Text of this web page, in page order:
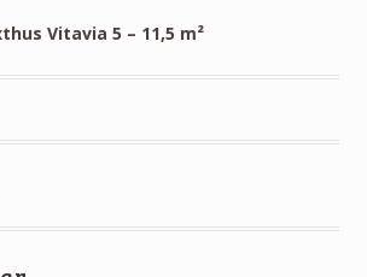
Vitavia 5 – 11,5 m²